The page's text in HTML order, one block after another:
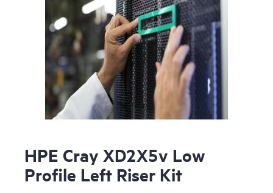
HPE Cray XD2X5v Low
Profile Left Riser Kit